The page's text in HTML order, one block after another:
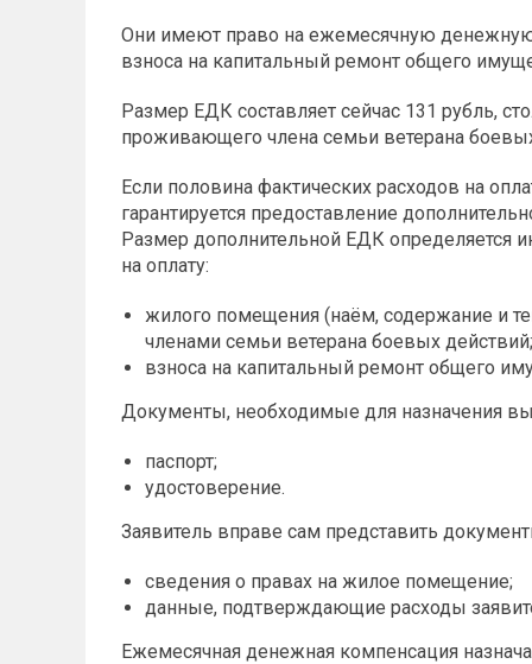
Они имеют право на ежемесячную
взноса на капитальный ремонт общего
Размер ЕДК составляет сейчас 131 рубль,
проживающего члена семьи ветерана
Если половина фактических расходов на
гарантируется предоставление
Размер дополнительной ЕДК определяется
на оплату:
жилого помещения (наём, содержание и
членами семьи ветерана боевых действий;
взноса на капитальный ремонт общего
Документы, необходимые для назначения
паспорт;
удостоверение.
Заявитель вправе сам представить
сведения о правах на жилое помещение;
данные, подтверждающие расходы
Ежемесячная денежная компенсация